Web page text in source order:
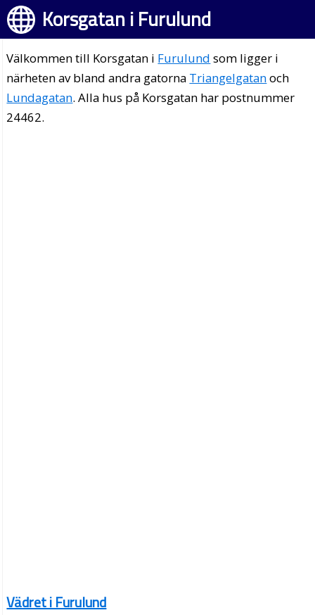
Korsgatan i Furulund
Välkommen till Korsgatan i Furulund som ligger i
närheten av bland andra gatorna Triangelgatanoch
Lundagatan. Alla hus på Korsgatan har postnummer
24462.
Vädret i Furulund